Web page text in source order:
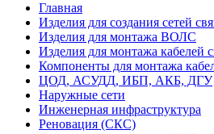
Главная
Изделия для создания сетей
Изделия для монтажа ВОЛС
Изделия для монтажа кабелей
Компоненты для монтажа
ЦОД, АСУДД, ИБП, АКБ, ДГУ
Наружные сети
Инженерная инфраструктура
Реновация (СКС)